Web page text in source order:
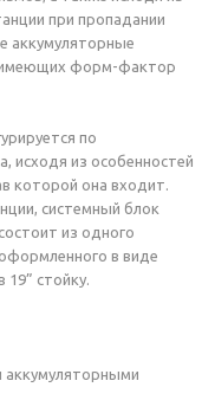
при пропадании
аккумуляторные
имеющих форм-фактор
по
исходя из особенностей
которой она входит.
системный блок
из одного
в виде
19” стойку.
аккумуляторными